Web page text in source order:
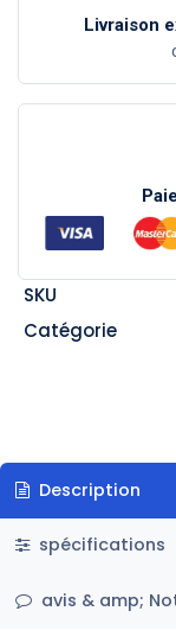
Livraison
SKU
Catégorie
Description
spécifications
avis & amp;